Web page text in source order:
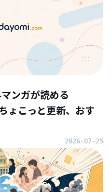
ンガが読める
ょこっと更新、おす
2026-07-25